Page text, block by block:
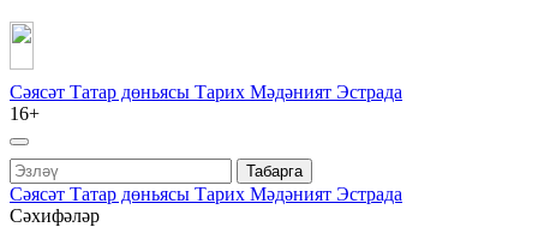
Сәясәт Татар дөньясы Тарих Мәдәният Эстрада
16+
Табарга
Сәясәт Татар дөньясы Тарих Мәдәният Эстрада
Сәхифәләр